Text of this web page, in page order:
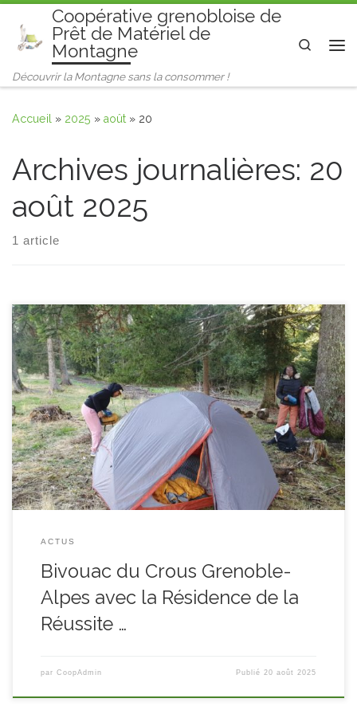
Passer au contenu
Coopérative grenobloise de
Prêt de Matériel de
Montagne
Découvrir la Montagne sans la consommer !
Search
Accueil » 2025 » août » 20
Archives journalières: 20
août 2025
1 article
Le Crous a organisé plusieurs randonnées bivouac découverte
pour des étudiant.e.s, dans le cadre du dispositif « Résidence
de la réussite ». Au printemps 2025, nous avons organisé une
session de formation préparation au bivouac en soirée sur
Grenoble, pour montrer et faire tester la bonne utilisation du
matériel aux participants.Le groupe […]
ACTUS
Bivouac du Crous Grenoble-
Alpes avec la Résidence de la
Réussite …
par CoopAdmin Publié 20 août 2025